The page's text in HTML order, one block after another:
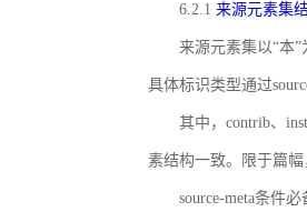
6.2.1 来源元素集
来源元素集以“本
具体标识类型通过
其中，contrib、
素结构一致。限于篇
source-meta条件